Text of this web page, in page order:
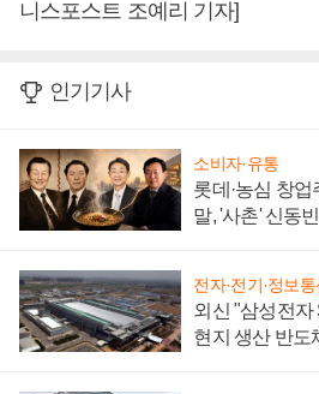
니스포스트 조예리 기자]
인기기사
소비자·유통
롯데·농심 창업
말, '사촌' 신동
전자·전기·정보통
외신 "삼성전자
현지 생산 반도